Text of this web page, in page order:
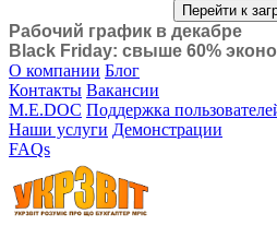
Перейти к
Рабочий график в декабре
Black Friday: свыше 60%
О компании Блог
Контакты Вакансии
M.E.DOC Поддержка
Наши услуги Демонстрации
FAQs